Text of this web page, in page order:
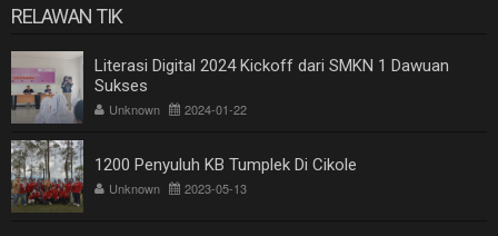
RELAWAN TIK
Literasi Digital 2024 Kickoff dari SMKN 1 Dawuan
Sukses
Unknown 2024-01-22
1200 Penyuluh KB Tumplek Di Cikole
Unknown 2023-05-13